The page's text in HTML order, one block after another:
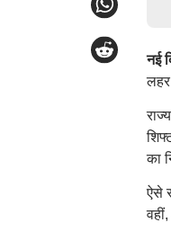
नई
का
ऐसे